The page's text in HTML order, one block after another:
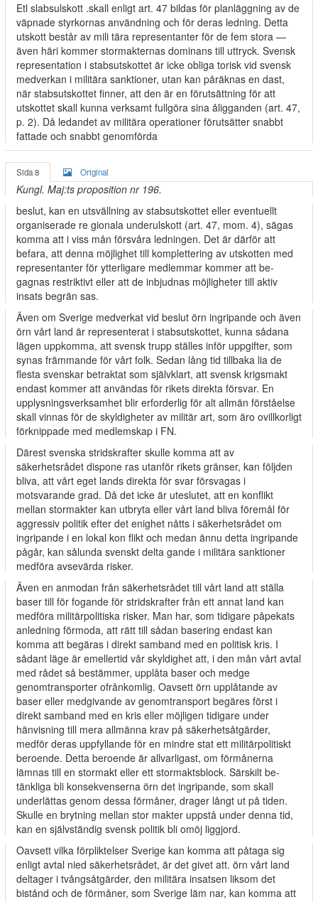
Etl slabsulskott .skall enligt art. 47 bildas för planläggning av de
väpnade styrkornas användning och för deras ledning. Detta
utskott består av mili­ tära representanter för de fem stora —
även häri kommer stormakternas dominans till uttryck. Svensk
representation i stabsutskottet är icke obliga­ torisk vid svensk
medverkan i militära sanktioner, utan kan påräknas en­ dast,
när stabsutskottet finner, att den är en förutsättning för att
utskottet skall kunna verksamt fullgöra sina åligganden (art. 47,
p. 2). Då ledandet av militära operationer förutsätter snabbt
fattade och snabbt genomförda
Sida 8 Original
Kungl. Maj:ts proposition nr 196.
beslut, kan en utsvällning av stabsutskottet eller eventuellt
organiserade re­ gionala underulskott (art. 47, mom. 4), sägas
komma att i viss mån försvåra ledningen. Det är därför att
befara, att denna möjlighet till komplettering av utskotten med
representanter för ytterligare medlemmar kommer att be­
gagnas restriktivt eller att de inbjudnas möjligheter till aktiv
insats begrän­ sas.
Även om Sverige medverkat vid beslut örn ingripande och även
örn vårt land är representerat i stabsutskottet, kunna sådana
lägen uppkomma, att svensk trupp ställes inför uppgifter, som
synas främmande för vårt folk. Sedan lång tid tillbaka lia de
flesta svenskar betraktat som självklart, att svensk krigsmakt
endast kommer att användas för rikets direkta försvar. En
upplysningsverksamhet blir erforderlig för alt allmän förståelse
skall vinnas för de skyldigheter av militär art, som äro ovillkorligt
förknippade med medlemskap i FN.
Därest svenska stridskrafter skulle komma att av
säkerhetsrådet dispone­ ras utanför rikets gränser, kan följden
bliva, att vårt eget lands direkta för­ svar försvagas i
motsvarande grad. Då det icke är uteslutet, att en konflikt
mellan stormakter kan utbryta eller vårt land bliva föremål för
aggressiv politik efter det enighet nåtts i säkerhetsrådet om
ingripande i en lokal kon­ flikt och medan ännu detta ingripande
pågår, kan sålunda svenskt delta­ gande i militära sanktioner
medföra avsevärda risker.
Även en anmodan från säkerhetsrådet till vårt land att ställa
baser till för­ fogande för stridskrafter från ett annat land kan
medföra militärpolitiska risker. Man har, som tidigare påpekats
anledning förmoda, att rätt till sådan basering endast kan
komma att begäras i direkt samband med en politisk kris. I
sådant läge är emellertid vår skyldighet att, i den mån vårt avtal
med rådet så bestämmer, upplåta baser och medge
genomtransporter ofrånkomlig. Oavsett örn upplåtande av
baser eller medgivande av genomtransport begäres först i
direkt samband med en kris eller möjligen tidigare under
hänvisning till mera allmänna krav på säkerhetsåtgärder,
medför deras uppfyllande för en mindre stat ett militärpolitiskt
beroende. Detta beroende är allvarligast, om förmånerna
lämnas till en stormakt eller ett stormaktsblock. Särskilt be­
tänkliga bli konsekvenserna örn det ingripande, som skall
underlättas genom dessa förmåner, drager långt ut på tiden.
Skulle en brytning mellan stor­ makter uppstå under denna tid,
kan en självständig svensk politik bli omöj­ liggjord.
Oavsett vilka förpliktelser Sverige kan komma att påtaga sig
enligt avtal nied säkerhetsrådet, är det givet att. örn vårt land
deltager i tvångsåtgärder, den militära insatsen liksom det
bistånd och de förmåner, som Sverige läm­ nar, kan komma att